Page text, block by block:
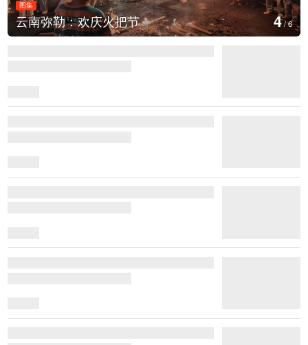
图集
江西铅山：千灯点亮葛仙村 5/6